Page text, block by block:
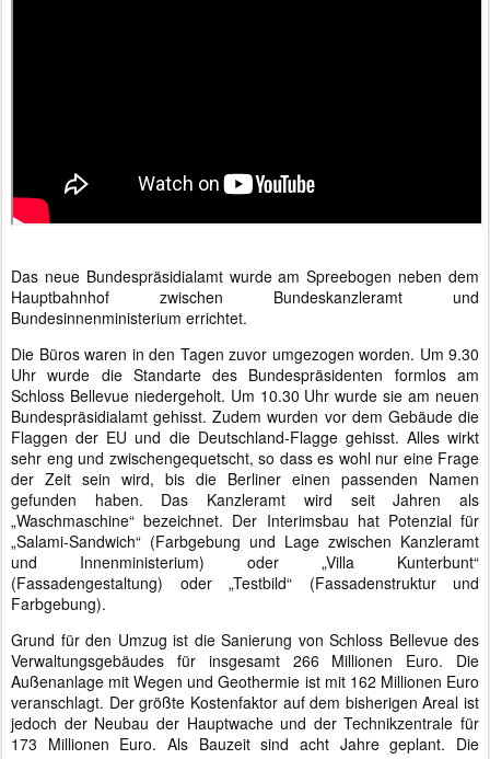
Das neue Bundespräsidialamt wurde am Spreebogen neben dem
Hauptbahnhof zwischen Bundeskanzleramt und
Bundesinnenministerium errichtet.
Die Büros waren in den Tagen zuvor umgezogen worden. Um 9.30
Uhr wurde die Standarte des Bundespräsidenten formlos am
Schloss Bellevue niedergeholt. Um 10.30 Uhr wurde sie am neuen
Bundespräsidialamt gehisst. Zudem wurden vor dem Gebäude die
Flaggen der EU und die Deutschland-Flagge gehisst. Alles wirkt
sehr eng und zwischengequetscht, so dass es wohl nur eine Frage
der Zeit sein wird, bis die Berliner einen passenden Namen
gefunden haben. Das Kanzleramt wird seit Jahren als
„Waschmaschine“ bezeichnet. Der Interimsbau hat Potenzial für
„Salami-Sandwich“ (Farbgebung und Lage zwischen Kanzleramt
und Innenministerium) oder „Villa Kunterbunt“
(Fassadengestaltung) oder „Testbild“ (Fassadenstruktur und
Farbgebung).
Grund für den Umzug ist die Sanierung von Schloss Bellevue des
Verwaltungsgebäudes für insgesamt 266 Millionen Euro. Die
Außenanlage mit Wegen und Geothermie ist mit 162 Millionen Euro
veranschlagt. Der größte Kostenfaktor auf dem bisherigen Areal ist
jedoch der Neubau der Hauptwache und der Technikzentrale für
173 Millionen Euro. Als Bauzeit sind acht Jahre geplant. Die